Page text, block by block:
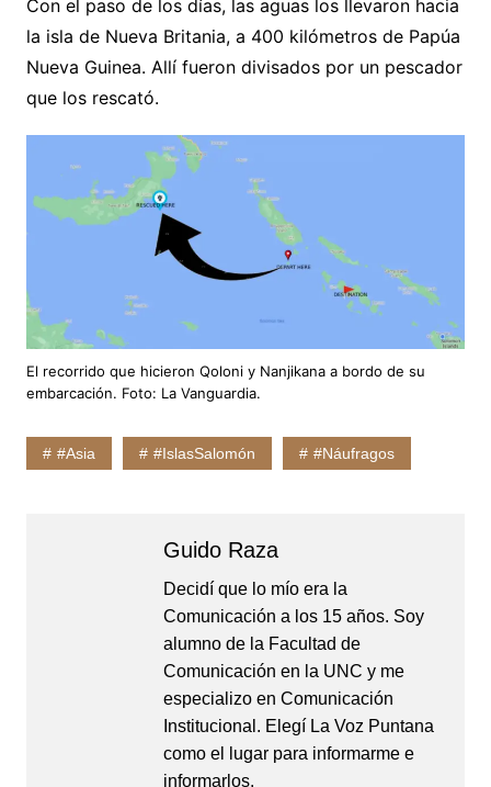
Con el paso de los días, las aguas los llevaron hacia
la isla de Nueva Britania, a 400 kilómetros de Papúa
Nueva Guinea. Allí fueron divisados por un pescador
que los rescató.
El recorrido que hicieron Qoloni y Nanjikana a bordo de su
embarcación. Foto: La Vanguardia.
#Asia #IslasSalomón #Náufragos
Guido Raza
Decidí que lo mío era la
Comunicación a los 15 años. Soy
alumno de la Facultad de
Comunicación en la UNC y me
especializo en Comunicación
Institucional. Elegí La Voz Puntana
como el lugar para informarme e
informarlos.